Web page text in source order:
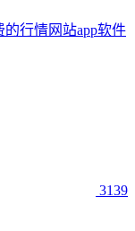
行情网站app软件
3139